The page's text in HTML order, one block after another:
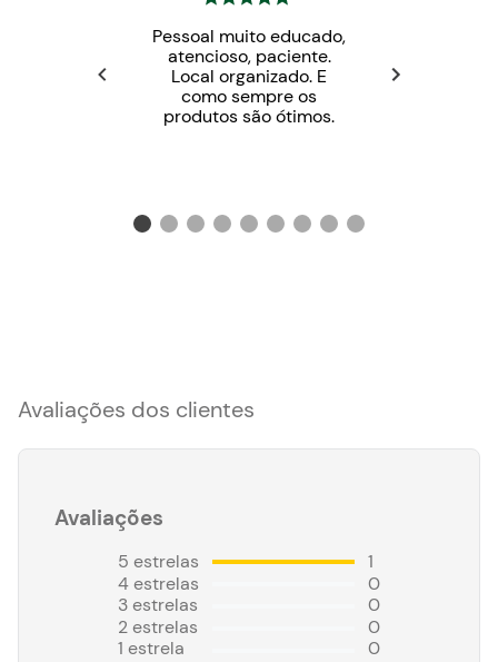
Pessoal muito educado,
atencioso, paciente.
Local organizado. E
como sempre os
produtos são ótimos.
Avaliações dos clientes
Avaliações
5 estrelas
4estrelas
3estrelas
2estrelas
1 estrela
1
0
0
0
0